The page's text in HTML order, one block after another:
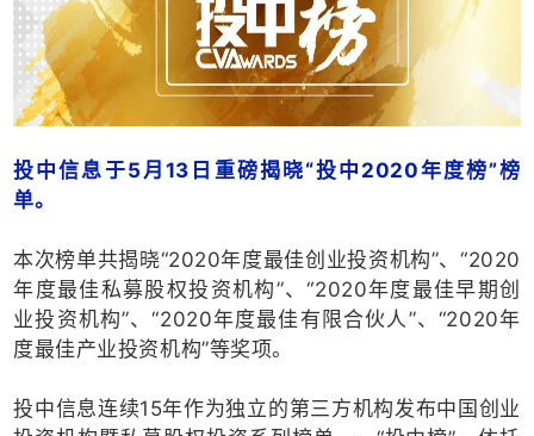
投中信息于5月13日重磅揭晓“投中2020年度榜”榜
单。
本次榜单共揭晓“2020年度最佳创业投资机构”、“2020
年度最佳私募股权投资机构”、“2020年度最佳早期创
业投资机构”、“2020年度最佳有限合伙人”、“2020年
度最佳产业投资机构”等奖项。
投中信息连续15年作为独立的第三方机构发布中国创业